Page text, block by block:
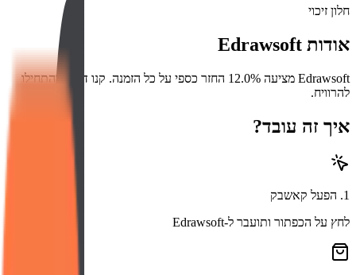
חלון זיכוי
אודות Edrawsoft
Edrawsoft מציעה 12.0% החזר כספי על כל הזמנה. קנו דרכנו והתחילו
להרוויח.
איך זה עובד?
1
. הפעל קאשבק
לחץ על הכפתור ותועבר ל-Edrawsoft